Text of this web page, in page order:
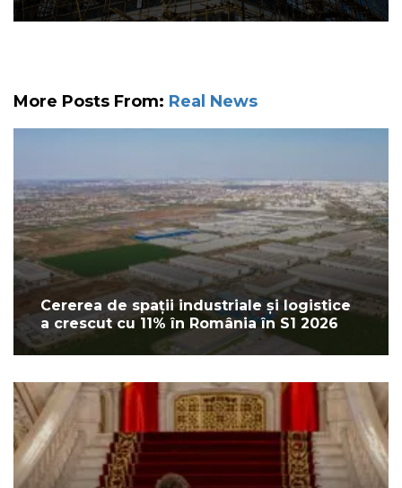
More Posts From: Real News
Cererea de spații industriale și logistice
a crescut cu 11% în România în S1 2026